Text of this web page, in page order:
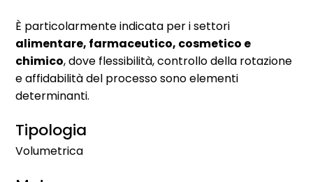
È particolarmente indicata per i settori
alimentare, farmaceutico, cosmetico e
chimico, dove flessibilità, controllo della rotazione
e affidabilità del processo sono elementi
determinanti.
Tipologia
Volumetrica